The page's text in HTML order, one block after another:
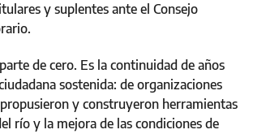
y suplentes ante el Consejo
de cero. Es la continuidad de años
sostenida: de organizaciones
y construyeron herramientas
río y la mejora de las condiciones de